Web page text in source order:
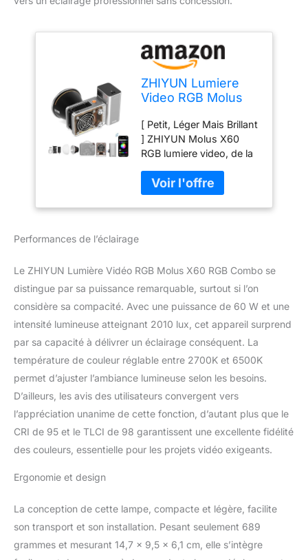
ZHIYUN Lumiere
Video RGB Molus
[Official] 60W avec
Batterie 2550mAh,
COB LED Eclairage
Video, Streaming
Lampe avec 2010
Lux/ 2700~6500K/
CRI 95/ TLCI 98/
[ Petit, Léger Mais Brillant
] ZHIYUN Molus X60
RGB lumiere video, de la
main, ne pèse que 319g,
mais délivre une
puissance
la Full-Color RGB et
gradation HSI, ainsi que
l'ajustement de la
température ambiante de
2700K à 6500K. Avec les
15 effets lumineux
intégrés de la lumiere
la création de chefs-
d'œuvre visuels devient
un jeu d'enfant. [
Alimentation Sans Faille ]
ZHIYUN X60 RGB
minutes à 3 heures (de
60W à 10W), et elle peut
également être alimentée
Performances de l’éclairage
Le ZHIYUN Lumière Vidéo RGB Molus X60 RGB Combo se
distingue par sa puissance remarquable, surtout si l’on
considère sa compacité. Avec une puissance de 60 W et une
intensité lumineuse atteignant 2010 lux, cet appareil surprend
par sa capacité à délivrer un éclairage conséquent. La
température de couleur réglable entre 2700K et 6500K
permet d’ajuster l’ambiance lumineuse selon les besoins.
D’ailleurs, les avis des utilisateurs convergent vers
l’appréciation unanime de cette fonction, d’autant plus que le
CRI de 95 et le TLCI de 98 garantissent une excellente fidélité
des couleurs, essentielle pour les projets vidéo exigeants.
Ergonomie et design
La conception de cette lampe, compacte et légère, facilite
son transport et son installation. Pesant seulement 689
grammes et mesurant 14,7 x 9,5 x 6,1 cm, elle s’intègre